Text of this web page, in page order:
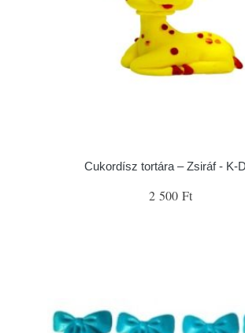
Cukordísz tortára – Zsiráf - K-
2 500 Ft